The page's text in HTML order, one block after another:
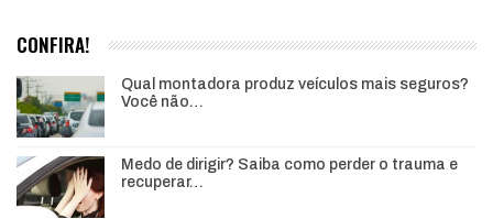
CONFIRA!
Qual montadora produz veículos mais seguros?
Você não…
Medo de dirigir? Saiba como perder o trauma e
recuperar…